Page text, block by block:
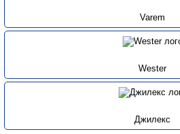
Varem
Wester
Джилекс